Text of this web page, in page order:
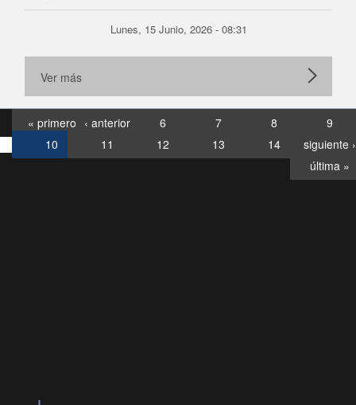
Lunes, 15 Junio, 2026 - 08:31
Ver más
« primero ‹ anterior 6 7 8
9
10
11 12 13 14
siguiente ›
última »